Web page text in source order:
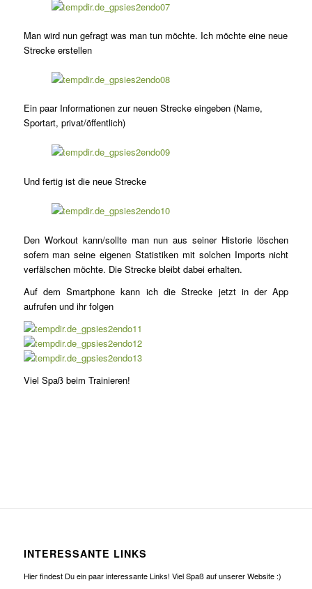
Man wird nun gefragt was man tun möchte. Ich möchte eine neue
Strecke erstellen
Ein paar Informationen zur neuen Strecke eingeben (Name,
Sportart, privat/öffentlich)
Und fertig ist die neue Strecke
Den Workout kann/sollte man nun aus seiner Historie löschen
sofern man seine eigenen Statistiken mit solchen Imports nicht
verfälschen möchte. Die Strecke bleibt dabei erhalten.
Auf dem Smartphone kann ich die Strecke jetzt in der App
aufrufen und ihr folgen
Viel Spaß beim Trainieren!
INTERESSANTE LINKS
Hier findest Du ein paar interessante Links! Viel Spaß auf unserer Website :)